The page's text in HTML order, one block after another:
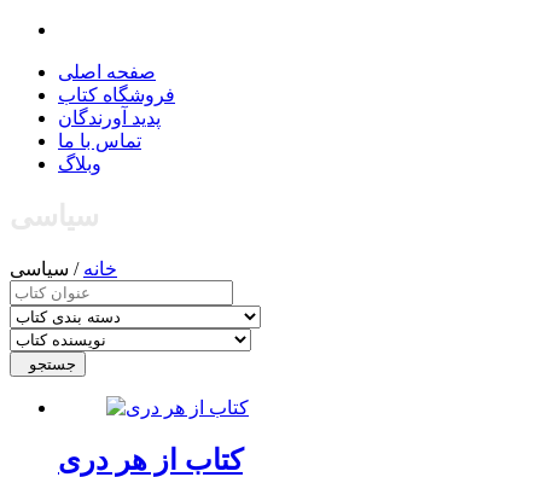
صفحه اصلی
فروشگاه کتاب
پدید آورندگان
تماس با ما
وبلاگ
خانه / سیاسی
جستجو
کتاب از هر دری